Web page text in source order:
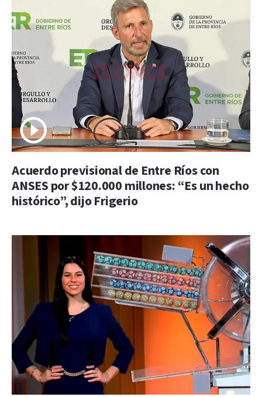
Acuerdo previsional de Entre Ríos con
ANSES por $120.000 millones: “Es un hecho
histórico”, dijo Frigerio